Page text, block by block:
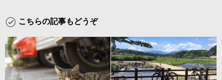
こちらの記事もどうぞ